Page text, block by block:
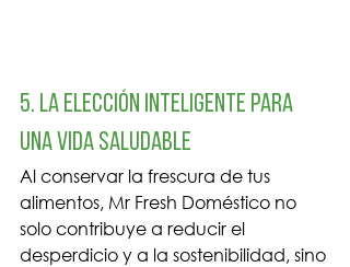
5. La Elección Inteligente para
una Vida Saludable
Al conservar la frescura de tus
alimentos, Mr Fresh Doméstico no
solo contribuye a reducir el
desperdicio y a la sostenibilidad, sino